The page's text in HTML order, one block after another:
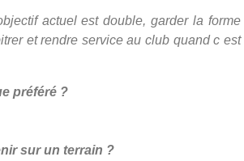
actuel est double, garder la forme
et rendre service au club quand c est
préféré ?
sur un terrain ?